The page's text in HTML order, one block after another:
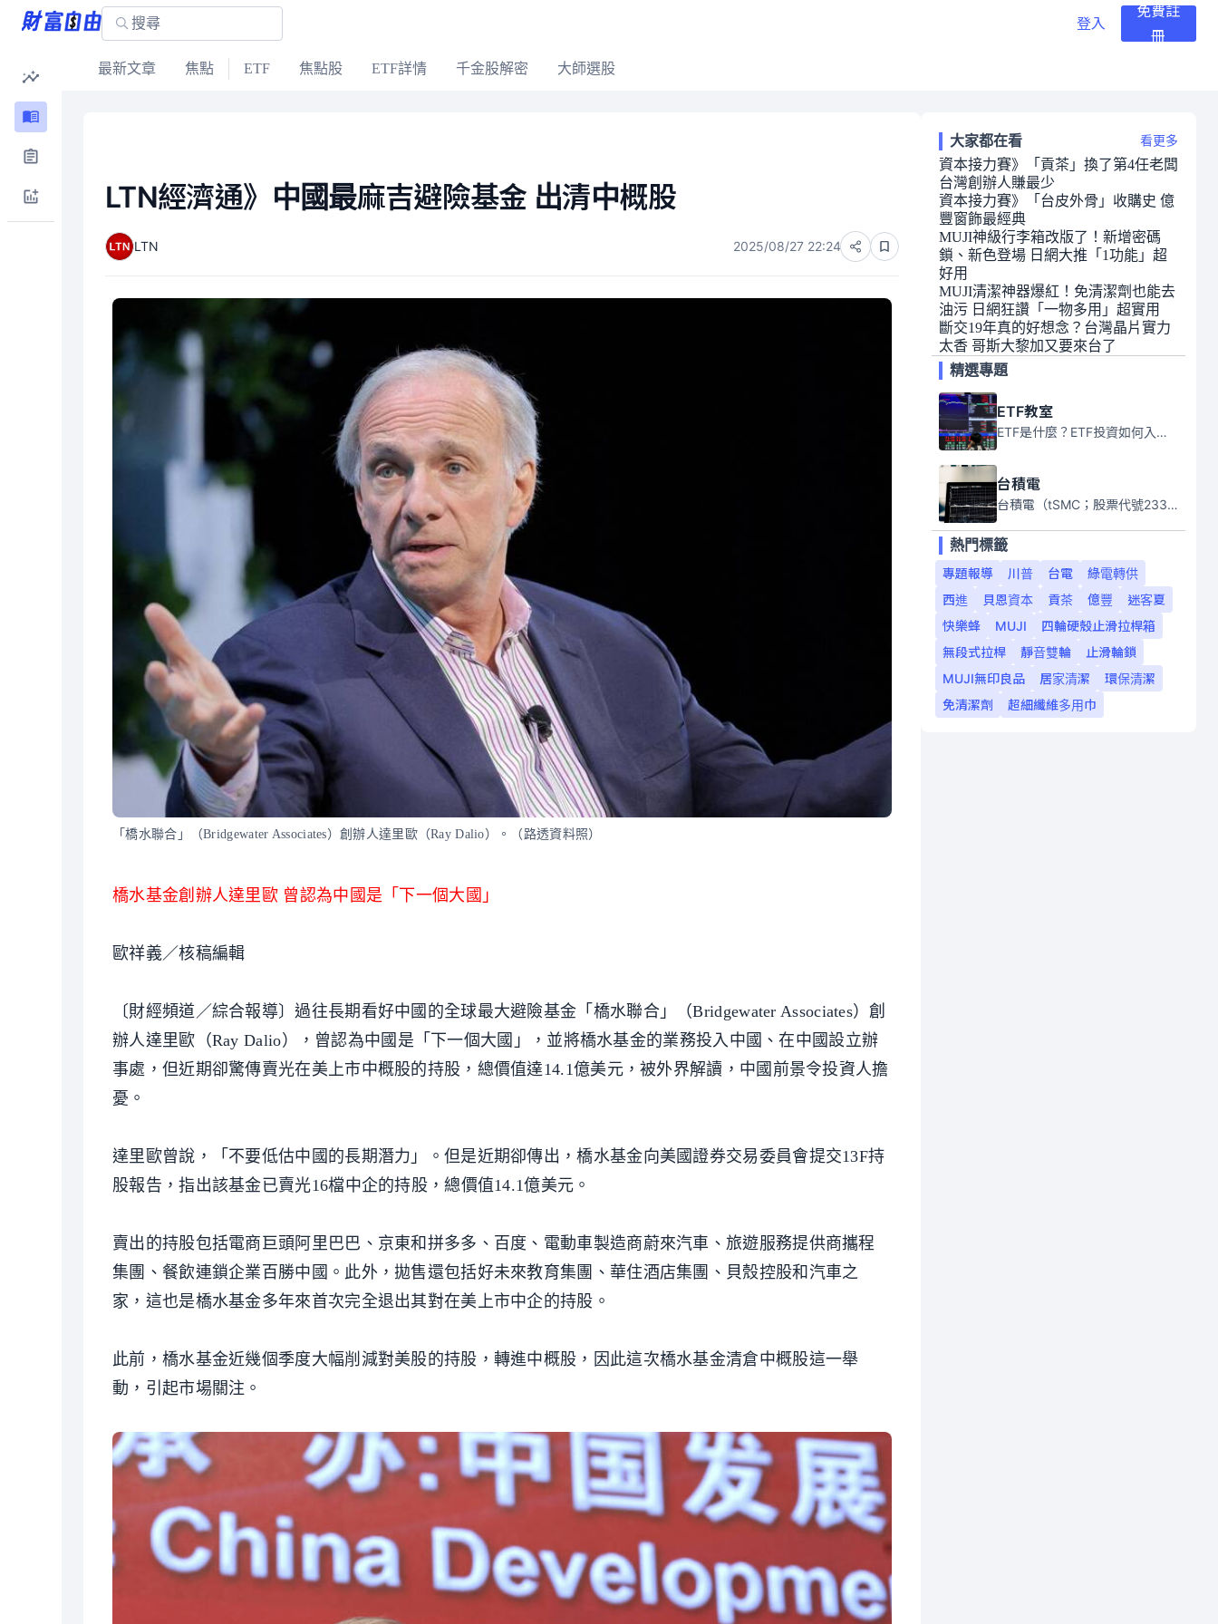
登入
免費註
冊
最新文章 焦點 ETF 焦點股 ETF詳情 千金股解密 大師選股
LTN經濟通》中國最麻吉避險基金 出清中概股
LTN 2025/08/27 22:24
「橋水聯合」（Bridgewater Associates）創辦人達里歐（Ray Dalio）。（路透資料照）
橋水基金創辦人達里歐 曾認為中國是「下一個大國」
歐祥義／核稿編輯
〔財經頻道／綜合報導〕過往長期看好中國的全球最大避險基金「橋水聯合」（Bridgewater Associates）創
辦人達里歐（Ray Dalio），曾認為中國是「下一個大國」，並將橋水基金的業務投入中國、在中國設立辦
事處，但近期卻驚傳賣光在美上市中概股的持股，總價值達14.1億美元，被外界解讀，中國前景令投資人擔
憂。
達里歐曾說，「不要低估中國的長期潛力」。但是近期卻傳出，橋水基金向美國證券交易委員會提交13F持
股報告，指出該基金已賣光16檔中企的持股，總價值14.1億美元。
賣出的持股包括電商巨頭阿里巴巴、京東和拼多多、百度、電動車製造商蔚來汽車、旅遊服務提供商攜程
集團、餐飲連鎖企業百勝中國。此外，拋售還包括好未來教育集團、華住酒店集團、貝殼控股和汽車之
家，這也是橋水基金多年來首次完全退出其對在美上市中企的持股。
此前，橋水基金近幾個季度大幅削減對美股的持股，轉進中概股，因此這次橋水基金清倉中概股這一舉
動，引起市場關注。
大家都在看 看更多
資本接力賽》「貢茶」換了第4任老闆
台灣創辦人賺最少
資本接力賽》「台皮外骨」收購史 億
豐窗飾最經典
MUJI神級行李箱改版了！新增密碼
鎖、新色登場 日網大推「1功能」超
好用
MUJI清潔神器爆紅！免清潔劑也能去
油污 日網狂讚「一物多用」超實用
斷交19年真的好想念？台灣晶片實力
太香 哥斯大黎加又要來台了
精選專題
ETF教室
ETF是什麼？ETF投資如何入門？本系列專題文章將會告訴你新手必須知道的ETF基礎知識。
台積電
台積電（tSMC；股票代號2330）是全球領先的半導體代工公司，成立於1987年，總部位於台灣新竹。且已於美國、日本、德國及中國設廠，台積電是全球首家專業積體電路製造服務公司，也是全球最先進和最大規模的半導體代工廠。
熱門標籤
專題報導
川普 台電
綠電轉供
西進
貝恩資本 貢茶 億豐
迷客夏
快樂蜂
MUJI
四輪硬殼止滑拉桿箱
無段式拉桿
靜音雙輪
止滑輪鎖
MUJI無印良品
居家清潔
環保清潔
免清潔劑
超細纖維多用巾